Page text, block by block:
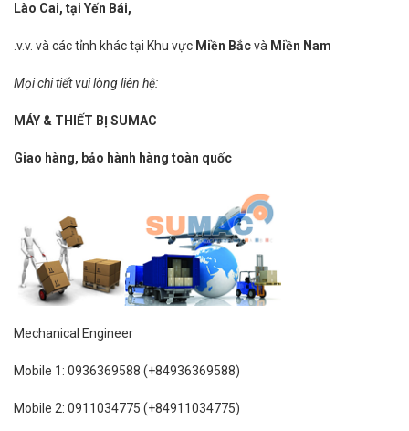
Lào Cai, tại Yến Bái,
.v.v. và các tỉnh khác tại Khu vực Miền Bắcvà Miền Nam
Mọi chi tiết vui lòng liên hệ:
MÁY & THIẾT BỊ SUMAC
Giao hàng, bảo hành hàng toàn quốc
Mechanical Engineer
Mobile 1: 0936369588 (+84936369588)
Mobile 2: 0911034775 (+84911034775)